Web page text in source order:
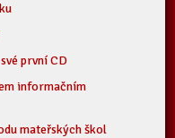
první CD
informačním
mateřských škol